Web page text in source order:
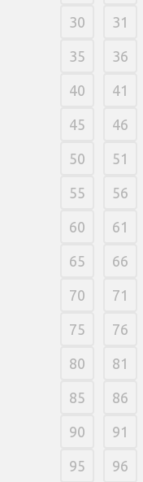
30 31
35 36
40 41
45 46
50 51
55 56
60 61
65 66
70 71
75 76
80 81
85 86
90 91
95 96